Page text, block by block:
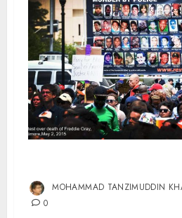
MOHAMMAD TANZIMUDDIN
0